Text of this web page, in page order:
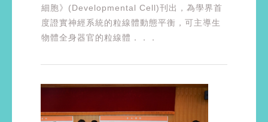
細胞》(Developmental Cell)刊出，為學界首
度證實神經系統的粒線體動態平衡，可主導生
物體全身器官的粒線體．．．